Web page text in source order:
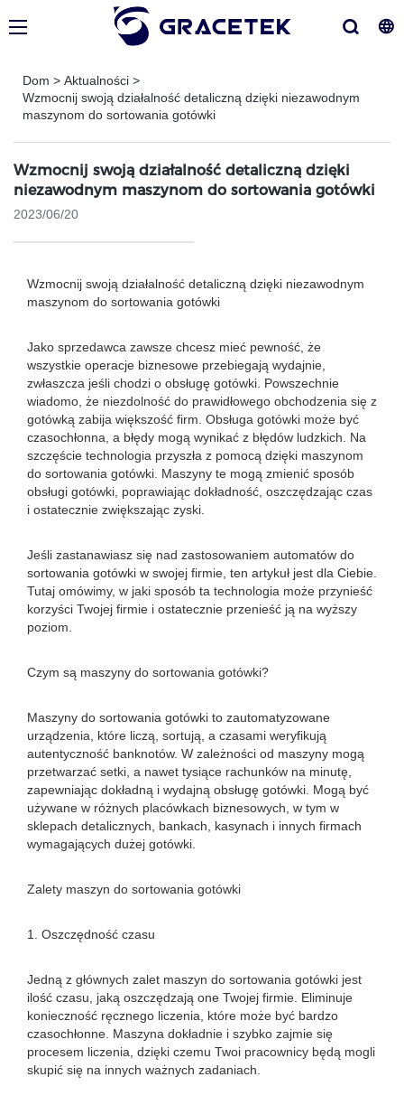
Dom > Aktualności >
Wzmocnij swoją działalność detaliczną dzięki niezawodnym
maszynom do sortowania gotówki
Wzmocnij swoją działalność detaliczną dzięki
niezawodnym maszynom do sortowania gotówki
2023/06/20
Wzmocnij swoją działalność detaliczną dzięki niezawodnym
maszynom do sortowania gotówki
Jako sprzedawca zawsze chcesz mieć pewność, że
wszystkie operacje biznesowe przebiegają wydajnie,
zwłaszcza jeśli chodzi o obsługę gotówki. Powszechnie
wiadomo, że niezdolność do prawidłowego obchodzenia się z
gotówką zabija większość firm. Obsługa gotówki może być
czasochłonna, a błędy mogą wynikać z błędów ludzkich. Na
szczęście technologia przyszła z pomocą dzięki maszynom
do sortowania gotówki. Maszyny te mogą zmienić sposób
obsługi gotówki, poprawiając dokładność, oszczędzając czas
i ostatecznie zwiększając zyski.
Jeśli zastanawiasz się nad zastosowaniem automatów do
sortowania gotówki w swojej firmie, ten artykuł jest dla Ciebie.
Tutaj omówimy, w jaki sposób ta technologia może przynieść
korzyści Twojej firmie i ostatecznie przenieść ją na wyższy
poziom.
Czym są maszyny do sortowania gotówki?
Maszyny do sortowania gotówki to zautomatyzowane
urządzenia, które liczą, sortują, a czasami weryfikują
autentyczność banknotów. W zależności od maszyny mogą
przetwarzać setki, a nawet tysiące rachunków na minutę,
zapewniając dokładną i wydajną obsługę gotówki. Mogą być
używane w różnych placówkach biznesowych, w tym w
sklepach detalicznych, bankach, kasynach i innych firmach
wymagających dużej gotówki.
Zalety maszyn do sortowania gotówki
1. Oszczędność czasu
Jedną z głównych zalet maszyn do sortowania gotówki jest
ilość czasu, jaką oszczędzają one Twojej firmie. Eliminuje
konieczność ręcznego liczenia, które może być bardzo
czasochłonne. Maszyna dokładnie i szybko zajmie się
procesem liczenia, dzięki czemu Twoi pracownicy będą mogli
skupić się na innych ważnych zadaniach.